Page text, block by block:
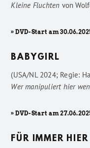
Kleine Fluchten von
» DVD-Start am
BABYGIRL
(USA/NL 2024; Regie:
Wer manipuliert hier
» DVD-Start am
FÜR IMMER HIER